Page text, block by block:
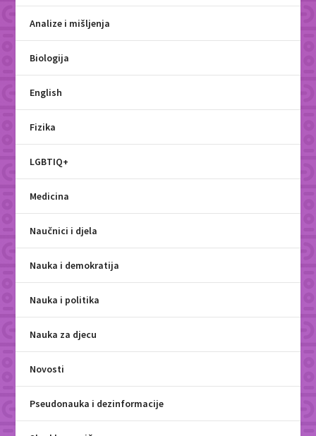
Analize i mišljenja
Biologija
English
Fizika
LGBTIQ+
Medicina
Naučnici i djela
Nauka i demokratija
Nauka i politika
Nauka za djecu
Novosti
Pseudonauka i dezinformacije